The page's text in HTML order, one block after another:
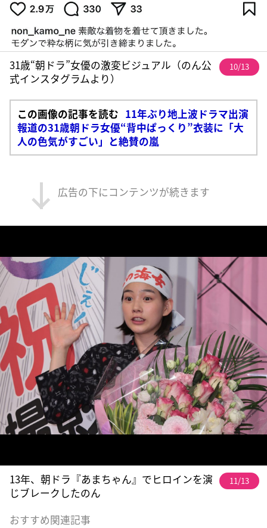
31歳“朝ドラ”女優の激変ビジュアル（のん公
式インスタグラムより）
10/13
この画像の記事を読む 11年ぶり地上波ドラマ出演
報道の31歳朝ドラ女優“背中ぱっくり”衣装に「大
人の色気がすごい」と絶賛の嵐
広告の下にコンテンツが続きます
13年、朝ドラ『あまちゃん』でヒロインを演
じブレークしたのん
11/13
おすすめ関連記事